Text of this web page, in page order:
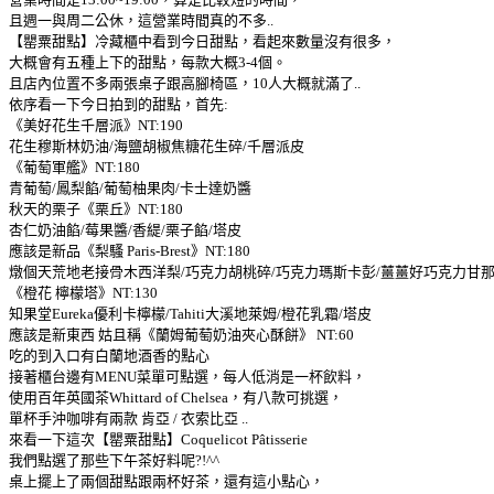
且週一與周二公休，這營業時間真的不多..
【罌粟甜點】冷藏櫃中看到今日甜點，看起來數量沒有很多，
大概會有五種上下的甜點，每款大概3-4個。
且店內位置不多兩張桌子跟高腳椅區，10人大概就滿了..
依序看一下今日拍到的甜點，首先:
《美好花生千層派》NT:190
花生穆斯林奶油/海鹽胡椒焦糖花生碎/千層派皮
《葡萄軍艦》NT:180
青葡萄/鳳梨餡/葡萄柚果肉/卡士達奶醬
秋天的栗子《栗丘》NT:180
杏仁奶油餡/莓果醬/香緹/栗子餡/塔皮
應該是新品《梨騷 Paris-Brest》NT:180
燉個天荒地老接骨木西洋梨/巧克力胡桃碎/巧克力瑪斯卡彭/薑薑好巧克力甘
《橙花 檸檬塔》NT:130
知果堂Eureka優利卡檸檬/Tahiti大溪地萊姆/橙花乳霜/塔皮
應該是新東西 姑且稱《蘭姆葡萄奶油夾心酥餅》 NT:60
吃的到入口有白蘭地酒香的點心
接著櫃台邊有MENU菜單可點選，每人低消是一杯飲料，
使用百年英國茶Whittard of Chelsea，有八款可挑選，
單杯手沖咖啡有兩款 肯亞 / 衣索比亞 ..
來看一下這次【罌粟甜點】Coquelicot Pâtisserie
我們點選了那些下午茶好料呢?!^^
桌上擺上了兩個甜點跟兩杯好茶，還有這小點心，